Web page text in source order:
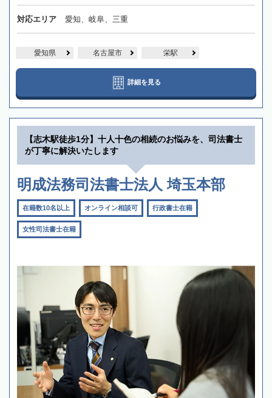
対応エリア 愛知、岐阜、三重
愛知県 名古屋市 栄駅
詳細を見る
【志木駅徒歩1分】十人十色の相続のお悩みを、司法書士
が丁寧に解決いたします
明成法務司法書士法人 埼玉本部
在籍数10名以上 オンライン相談可 行政書士在籍
女性司法書士在籍